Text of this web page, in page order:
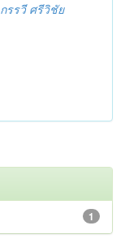
กรรวี ศรีวิชัย
1